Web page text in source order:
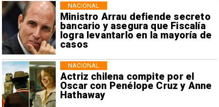
Ministro Arrau defiende secreto
bancario y asegura que Fiscalía
logra levantarlo en la mayoría de
casos
NACIONAL
Actriz chilena compite por el
Oscar con Penélope Cruz y Anne
Hathaway
NACIONAL